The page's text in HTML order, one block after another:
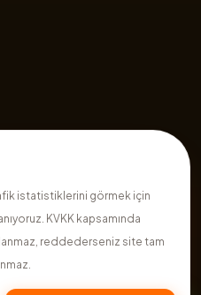
istatistiklerini görmek için
KVKK kapsamında
reddederseniz site tam